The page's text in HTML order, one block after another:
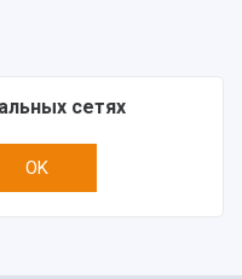
сетях
OK